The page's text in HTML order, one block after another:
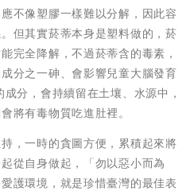
不像塑膠一樣難以分解，因此容
但其實菸蒂本身是塑料做的，菸
完全降解，不過菸蒂含的毒素，
分之一砷、會影響兒童大腦發育
分，會持續留在土壤、水源中，
將有毒物質吃進肚裡。
，一時的貪圖方便，累積起來將
從自身做起，「勿以惡小而為
護環境，就是珍惜臺灣的最佳表